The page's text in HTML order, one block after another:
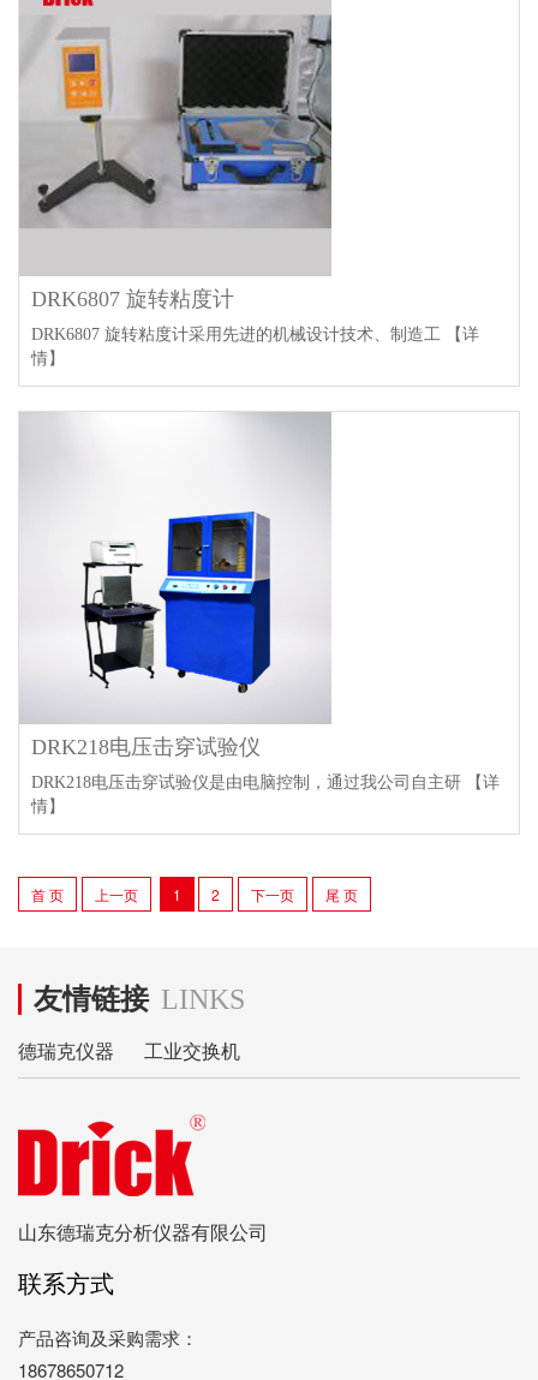
DRK6807 旋转粘度计
DRK6807 旋转粘度计采用先进的机械设计技术、制造工
【详
情】
DRK218电压击穿试验仪
DRK218电压击穿试验仪是由电脑控制，通过我公司自主研
【详
情】
首 页 上一页 1 2 下一页 尾 页
友情链接 LINKS
德瑞克仪器 工业交换机
山东德瑞克分析仪器有限公司
联系方式
产品咨询及采购需求：
18678650712